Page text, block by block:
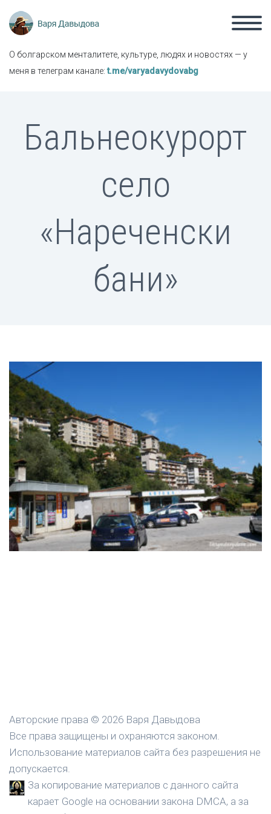
О болгарском менталитете, культуре, людях и новостях — у
меня в телеграм канале:t.me/varyadavydovabg
Бальнеокурорт
село
«Нареченски
бани»
Авторские права © 2026 Варя Давыдова
Все права защищены и охраняются законом.
Использование материалов сайта без разрешения не
допускается.
За копирование материалов с данного сайта
карает Google на основании закона DMCA, а за